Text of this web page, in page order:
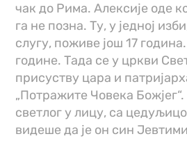
чак до Рима. Алексије оде
га не позна. Ту, у једној
слугу, поживе још 17
године. Тада се у цркви
присуству цара и
„Потражите Човека
светлог у лицу, са
видеше да је он син